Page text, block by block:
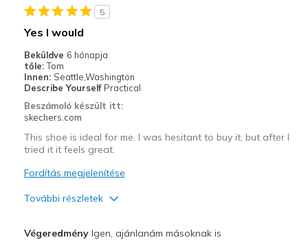
5
Yes I would
Beküldve 6 hónapja
tőle: Tom
Innen: Seattle,Washington
Describe Yourself Practical
Beszámoló készült itt:
skechers.com
This shoe is ideal for me. I was hesitant to buy it, but after I
tried it it feels great.
Fordítás megjelenítése
További részletek
VégeredményIgen, ajánlanám másoknak is